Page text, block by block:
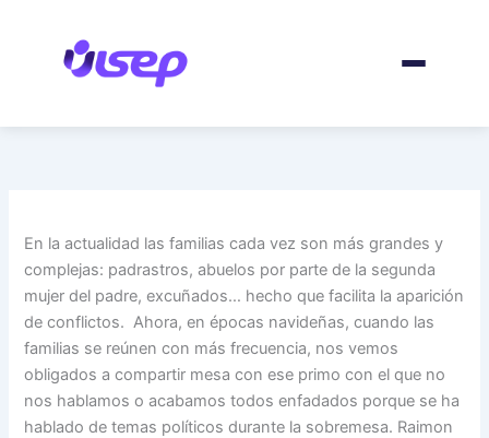
contenido
En la actualidad las familias cada vez son más grandes y
complejas: padrastros, abuelos por parte de la segunda
mujer del padre, excuñados… hecho que facilita la aparición
de conflictos. Ahora, en épocas navideñas, cuando las
familias se reúnen con más frecuencia, nos vemos
obligados a compartir mesa con ese primo con el que no
nos hablamos o acabamos todos enfadados porque se ha
hablado de temas políticos durante la sobremesa. Raimon